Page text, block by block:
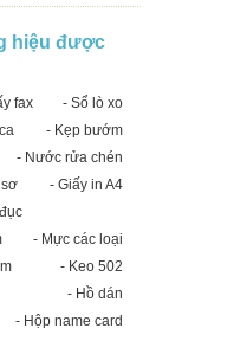
hiệu được
fax
- Sổ lò xo
- Kẹp bướm
- Nước rửa chén
- Giấy in A4
- Mực các loại
- Keo 502
- Hồ dán
- Hộp name card